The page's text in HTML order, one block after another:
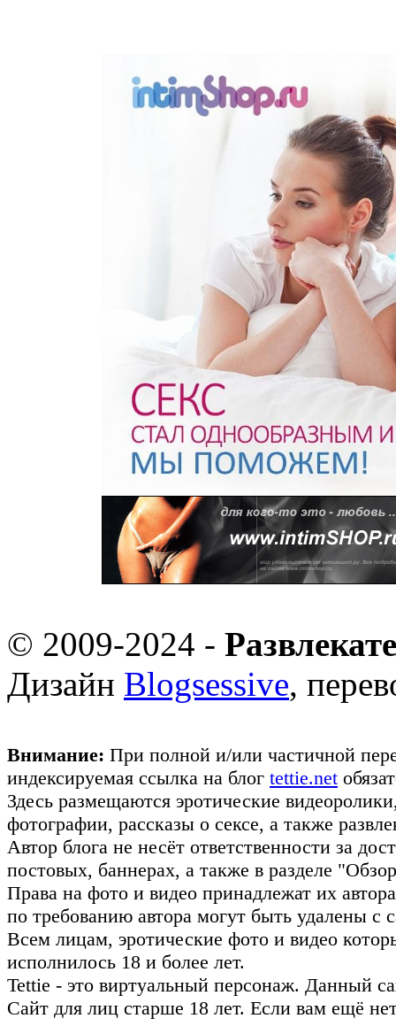
© 2009-2024 -
Дизайн Blogsessive,
Внимание: При полной и/или частичной
индексируемая ссылка на блог tettie.net
Здесь размещаются эротические
фотографии, рассказы о сексе, а также
Автор блога не несёт ответственности за
постовых, баннерах, а также в разделе
Права на фото и видео принадлежат их
по требованию автора могут быть удалены с
Всем лицам, эротические фото и видео
исполнилось 18 и более лет.
Tettie - это виртуальный персонаж. Данный
Сайт для лиц старше 18 лет. Если вам ещё